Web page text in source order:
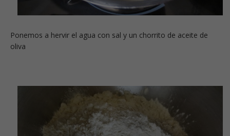
Ponemos a hervir el agua con sal y un chorrito de aceite de
oliva